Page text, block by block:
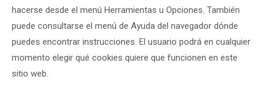
hacerse desde el menú Herramientas u Opciones. También
puede consultarse el menú de Ayuda del navegador dónde
puedes encontrar instrucciones. El usuario podrá en cualquier
momento elegir qué cookies quiere que funcionen en este
sitio web.